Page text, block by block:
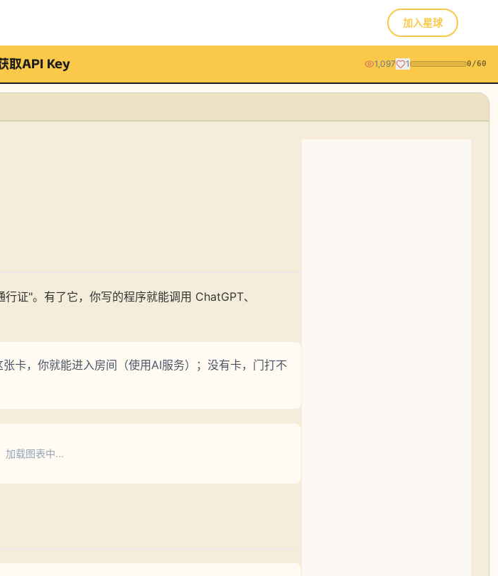
加入星球
取API Key 1,097 1 0/60
证"。有了它，你写的程序就能调用 ChatGPT、
卡，你就能进入房间（使用AI服务）；没有卡，门打不
加载图表中...